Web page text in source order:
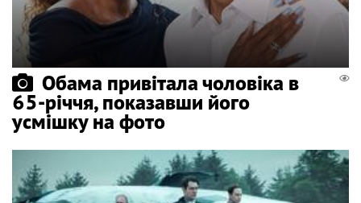
Обама привітала чоловіка в
65-річчя, показавши його
усмішку на фото